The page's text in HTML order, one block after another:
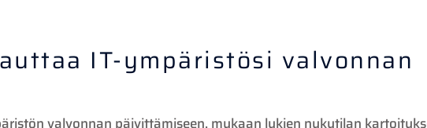
IT-ympäristösi valvonnan
valvonnan päivittämiseen, mukaan lukien nykytilan